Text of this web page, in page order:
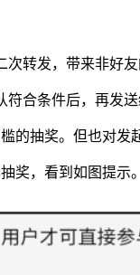
次转发，带来非好
合条件后，再发送
的抽奖。但也对发
奖，看到如图提示。